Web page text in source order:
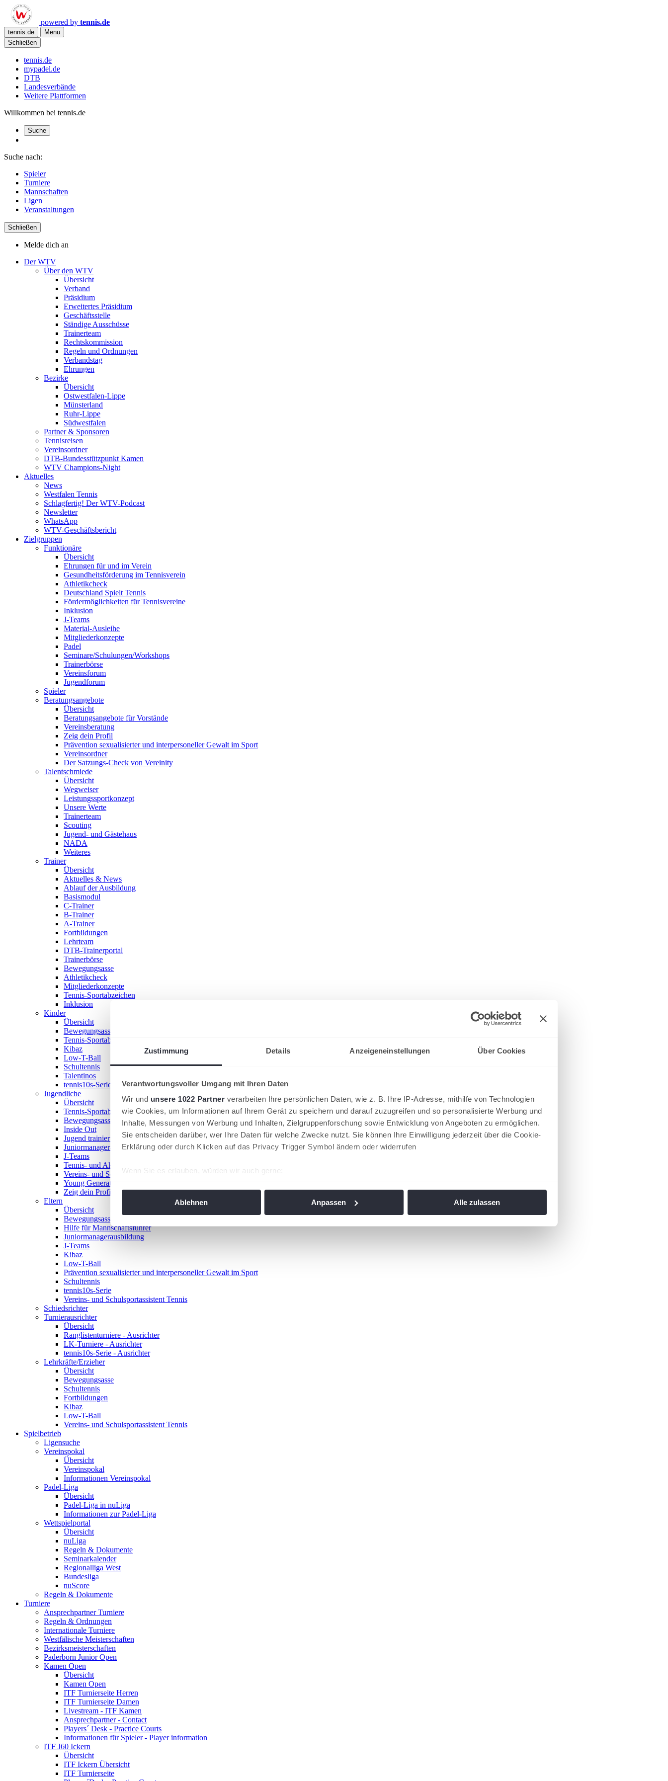
Zustimmung Details Anzeigeneinstellungen Über Cookies
Verantwortungsvoller Umgang mit Ihren Daten
Wir und unsere 1022 Partner verarbeiten Ihre persönlichen Daten, wie z. B. Ihre IP-Adresse, mithilfe von Technologien
wie Cookies, um Informationen auf Ihrem Gerät zu speichern und darauf zuzugreifen und so personalisierte Werbung und
Inhalte, Messungen von Werbung und Inhalten, Zielgruppenforschung sowie Entwicklung von Angeboten zu ermöglichen.
Sie entscheiden darüber, wer Ihre Daten für welche Zwecke nutzt. Sie können Ihre Einwilligung jederzeit über die Cookie-
Erklärung oder durch Klicken auf das Privacy Trigger Symbol ändern oder widerrufen
Wenn Sie es erlauben, würden wir auch gerne:
Website an unsere Partner für soziale Medien, Werbung und Analysen weiter. Unsere Partner führen diese Informationen
angepasst werden.
Ablehnen Anpassen Alle zulassen
powered by tennis.de
tennis.de
Menu
Schließen
tennis.de
mypadel.de
DTB
Landesverbände
Weitere Plattformen
Willkommen bei tennis.de
Suche
Suche nach:
Spieler
Turniere
Mannschaften
Ligen
Veranstaltungen
Schließen
Melde dich an
Der WTV
Über den WTV
Übersicht
Verband
Präsidium
Erweitertes Präsidium
Geschäftsstelle
Ständige Ausschüsse
Trainerteam
Rechtskommission
Regeln und Ordnungen
Verbandstag
Ehrungen
Bezirke
Übersicht
Ostwestfalen-Lippe
Münsterland
Ruhr-Lippe
Südwestfalen
Partner & Sponsoren
Tennisreisen
Vereinsordner
DTB-Bundesstützpunkt Kamen
WTV Champions-Night
Aktuelles
News
Westfalen Tennis
Schlagfertig! Der WTV-Podcast
Newsletter
WhatsApp
WTV-Geschäftsbericht
Zielgruppen
Funktionäre
Übersicht
Ehrungen für und im Verein
Gesundheitsförderung im Tennisverein
Athletikcheck
Deutschland Spielt Tennis
Fördermöglichkeiten für Tennisvereine
Inklusion
J-Teams
Material-Ausleihe
Mitgliederkonzepte
Padel
Seminare/Schulungen/Workshops
Trainerbörse
Vereinsforum
Jugendforum
Spieler
Beratungsangebote
Übersicht
Beratungsangebote für Vorstände
Vereinsberatung
Zeig dein Profil
Prävention sexualisierter und interpersoneller Gewalt im Sport
Vereinsordner
Der Satzungs-Check von Vereinity
Talentschmiede
Übersicht
Wegweiser
Leistungssportkonzept
Unsere Werte
Trainerteam
Scouting
Jugend- und Gästehaus
NADA
Weiteres
Trainer
Übersicht
Aktuelles & News
Ablauf der Ausbildung
Basismodul
C-Trainer
B-Trainer
A-Trainer
Fortbildungen
Lehrteam
DTB-Trainerportal
Trainerbörse
Bewegungsasse
Athletikcheck
Mitgliederkonzepte
Tennis-Sportabzeichen
Inklusion
Kinder
Übersicht
Bewegungsasse
Tennis-Sportabzeichen
Kibaz
Low-T-Ball
Schultennis
Talentinos
tennis10s-Serie
Jugendliche
Übersicht
Tennis-Sportabzeichen
Bewegungsasse
Inside Out
Jugend trainiert für Olympia
Juniormanagerausbildung
J-Teams
Tennis- und Aktivwoche
Vereins- und Schulsportassistent Tennis
Young Generation Award
Zeig dein Profil
Eltern
Übersicht
Bewegungsasse
Hilfe für Mannschaftsführer
Juniormanagerausbildung
J-Teams
Kibaz
Low-T-Ball
Prävention sexualisierter und interpersoneller Gewalt im Sport
Schultennis
tennis10s-Serie
Vereins- und Schulsportassistent Tennis
Schiedsrichter
Turnierausrichter
Übersicht
Ranglistenturniere - Ausrichter
LK-Turniere - Ausrichter
tennis10s-Serie - Ausrichter
Lehrkräfte/Erzieher
Übersicht
Bewegungsasse
Schultennis
Fortbildungen
Kibaz
Low-T-Ball
Vereins- und Schulsportassistent Tennis
Spielbetrieb
Ligensuche
Vereinspokal
Übersicht
Vereinspokal
Informationen Vereinspokal
Padel-Liga
Übersicht
Padel-Liga in nuLiga
Informationen zur Padel-Liga
Wettspielportal
Übersicht
nuLiga
Regeln & Dokumente
Seminarkalender
Regionalliga West
Bundesliga
nuScore
Regeln & Dokumente
Turniere
Ansprechpartner Turniere
Regeln & Ordnungen
Internationale Turniere
Westfälische Meisterschaften
Bezirksmeisterschaften
Paderborn Junior Open
Kamen Open
Übersicht
Kamen Open
ITF Turnierseite Herren
ITF Turnierseite Damen
Livestream - ITF Kamen
Ansprechpartner - Contact
Players´ Desk - Practice Courts
Informationen für Spieler - Player information
ITF J60 Ickern
Übersicht
ITF Ickern Übersicht
ITF Turnierseite